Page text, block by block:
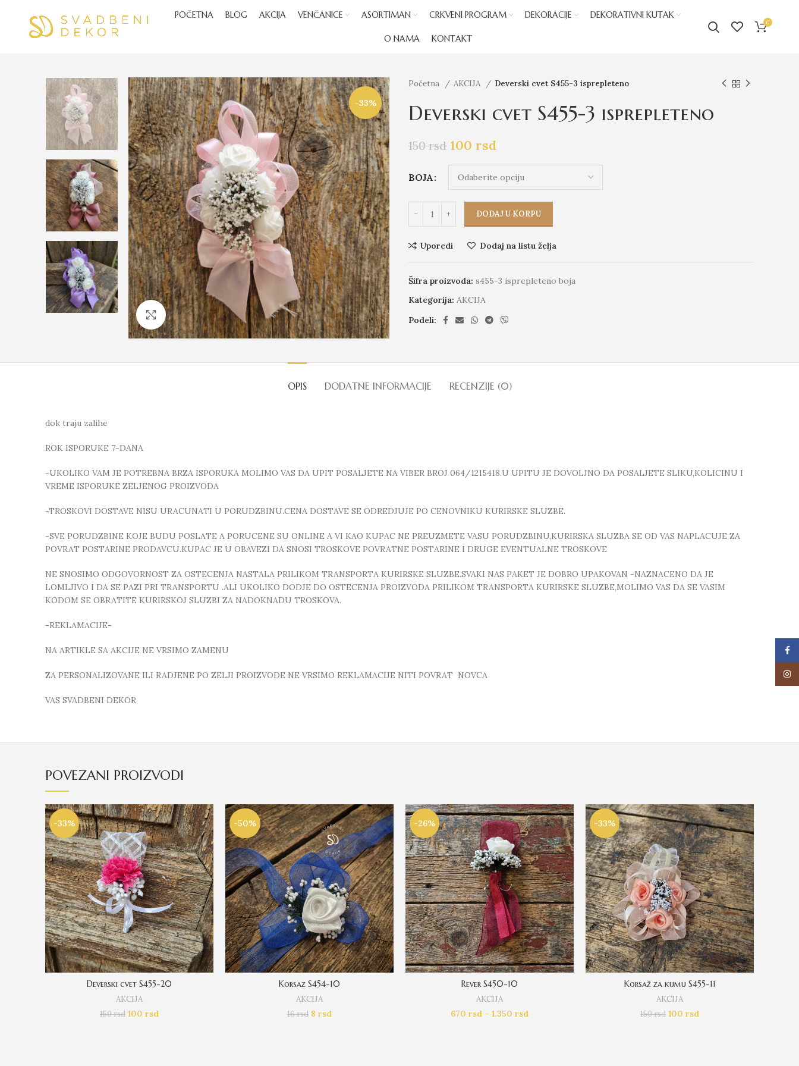
POČETNA BLOG AKCIJA VENČANICE ASORTIMAN CRKVENI PROGRAM DEKORACIJE DEKORATIVNI KUTAK
O NAMA KONTAKT
0
-33%
Click to enlarge
Početna AKCIJA Deverski cvet S455-3 isprepleteno
Deverski cvet S455-3 isprepleteno
150rsd 100 rsd
BOJA
DODAJ U KORPU
Uporedi Dodaj na listu želja
Šifra proizvoda: s455-3 isprepleteno boja
Kategorija: AKCIJA
Podeli:
OPIS DODATNE INFORMACIJE RECENZIJE (0)
dok traju zalihe
ROK ISPORUKE 7-DANA
-UKOLIKO VAM JE POTREBNA BRZA ISPORUKA MOLIMO VAS DA UPIT POSALJETE NA VIBER BROJ 064/1215418.U UPITU JE DOVOLJNO DA POSALJETE SLIKU,KOLICINU I
VREME ISPORUKE ZELJENOG PROIZVODA
-TROSKOVI DOSTAVE NISU URACUNATI U PORUDZBINU.CENA DOSTAVE SE ODREDJUJE PO CENOVNIKU KURIRSKE SLUZBE.
-SVE PORUDZBINE KOJE BUDU POSLATE A PORUCENE SU ONLINE A VI KAO KUPAC NE PREUZMETE VASU PORUDZBINU,KURIRSKA SLUZBA SE OD VAS NAPLACUJE ZA
POVRAT POSTARINE PRODAVCU.KUPAC JE U OBAVEZI DA SNOSI TROSKOVE POVRATNE POSTARINE I DRUGE EVENTUALNE TROSKOVE
NE SNOSIMO ODGOVORNOST ZA OSTECENJA NASTALA PRILIKOM TRANSPORTA KURIRSKE SLUZBE.SVAKI NAS PAKET JE DOBRO UPAKOVAN -NAZNACENO DA JE
LOMLJIVO I DA SE PAZI PRI TRANSPORTU .ALI UKOLIKO DODJE DO OSTECENJA PROIZVODA PRILIKOM TRANSPORTA KURIRSKE SLUZBE,MOLIMO VAS DA SE VASIM
KODOM SE OBRATITE KURIRSKOJ SLUZBI ZA NADOKNADU TROSKOVA.
-REKLAMACIJE-
NA ARTIKLE SA AKCIJE NE VRSIMO ZAMENU
ZA PERSONALIZOVANE ILI RADJENE PO ZELJI PROIZVODE NE VRSIMO REKLAMACIJE NITI POVRAT NOVCA
VAS SVADBENI DEKOR
POVEZANI PROIZVODI
-33%
Deverski cvet S455-20
AKCIJA
150rsd 100 rsd
-50%
Korsaz S454-10
AKCIJA
16rsd 8 rsd
-26%
Rever S450-10
AKCIJA
670 rsd – 1.350 rsd
-33%
Korsaž za kumu S455-11
AKCIJA
150rsd 100 rsd